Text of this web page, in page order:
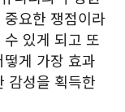
요한 쟁점이라
있게 되고 또
게 가장 효과
감성을 획득한